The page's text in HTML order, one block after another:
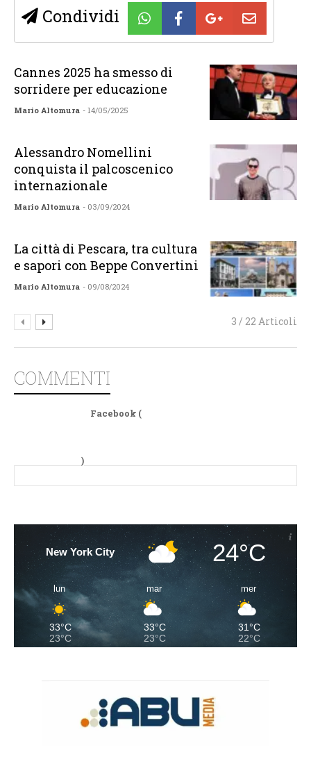
Condividi
Cannes 2025 ha smesso di
sorridere per educazione
Mario Altomura - 14/05/2025
Alessandro Nomellini
conquista il palcoscenico
internazionale
Mario Altomura - 03/09/2024
La città di Pescara, tra cultura
e sapori con Beppe Convertini
Mario Altomura - 09/08/2024
3 / 22 Articoli
COMMENTI
Facebook (
)
New York City 24°C
lun
33°C
23°C
mar
33°C
23°C
mer
31°C
22°C